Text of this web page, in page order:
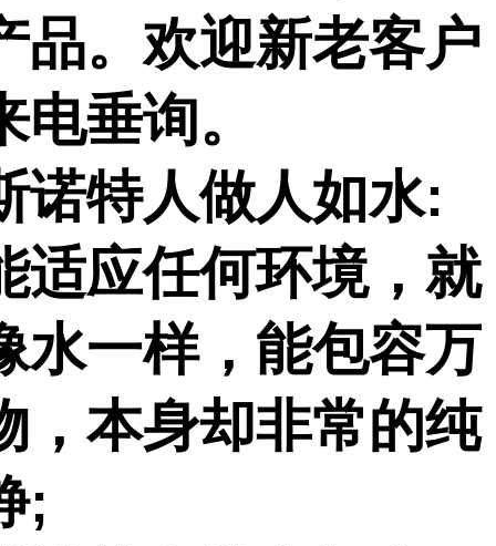
品。欢迎新老客户
电垂询。
诺特人做人如水:
适应任何环境，就
水一样，能包容万
，本身却非常的纯
;